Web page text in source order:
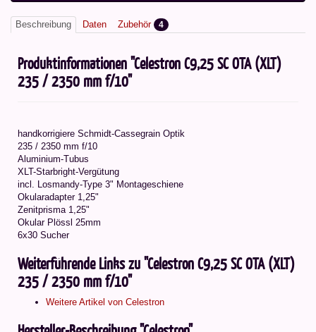
Beschreibung Daten Zubehör 4
Produktinformationen "Celestron C9,25 SC OTA (XLT)
235 / 2350 mm f/10"
handkorrigiere Schmidt-Cassegrain Optik
235 / 2350 mm f/10
Aluminium-Tubus
XLT-Starbright-Vergütung
incl. Losmandy-Type 3" Montageschiene
Okularadapter 1,25"
Zenitprisma 1,25"
Okular Plössl 25mm
6x30 Sucher
Weiterführende Links zu "Celestron C9,25 SC OTA (XLT)
235 / 2350 mm f/10"
Weitere Artikel von Celestron